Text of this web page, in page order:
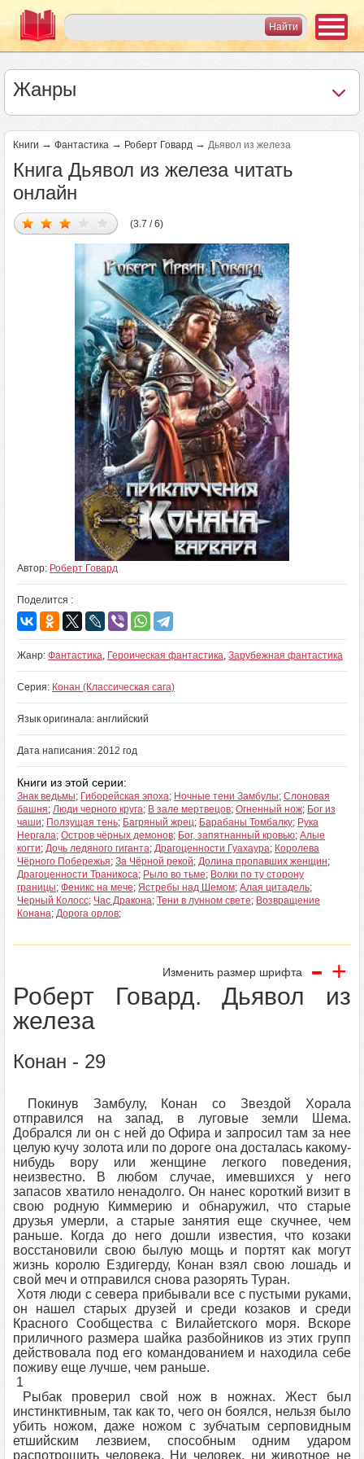
Жанры
Книги → Фантастика → Роберт Говард → Дьявол из железа
Книга Дьявол из железа читать
онлайн
(3.7 / 6)
Автор: Роберт Говард
Поделится :
Жанр: Фантастика, Героическая фантастика, Зарубежная фантастика
Серия: Конан (Классическая сага)
Язык оригинала: английский
Дата написания: 2012 год
Книги из этой серии:
Знак ведьмы; Гиборейская эпоха; Ночные тени Замбулы; Слоновая
башня; Люди черного круга; В зале мертвецов; Огненный нож; Бог из
чаши; Ползущая тень; Багряный жрец; Барабаны Томбалку; Рука
Нергала; Остров чёрных демонов; Бог, запятнанный кровью; Алые
когти; Дочь ледяного гиганта; Драгоценности Гуахаура; Королева
Чёрного Побережья; За Чёрной рекой; Долина пропавших женщин;
Драгоценности Траникоса; Рыло во тьме; Волки по ту сторону
границы; Феникс на мече; Ястребы над Шемом; Алая цитадель;
Черный Колосс; Час Дракона; Тени в лунном свете; Возвращение
Конана; Дорога орлов;
Изменить размер шрифта - +
Роберт Говард. Дьявол из
железа
Конан - 29
Покинув Замбулу, Конан со Звездой Хорала
отправился на запад, в луговые земли Шема.
Добрался ли он с ней до Офира и запросил там за нее
целую кучу золота или по дороге она досталась какому-
нибудь вору или женщине легкого поведения,
неизвестно. В любом случае, имевшихся у него
запасов хватило ненадолго. Он нанес короткий визит в
свою родную Киммерию и обнаружил, что старые
друзья умерли, а старые занятия еще скучнее, чем
раньше. Когда до него дошли известия, что козаки
восстановили свою былую мощь и портят как могут
жизнь королю Ездигерду, Конан взял свою лошадь и
свой меч и отправился снова разорять Туран.
Хотя люди с севера прибывали все с пустыми руками,
он нашел старых друзей и среди козаков и среди
Красного Сообщества с Вилайетского моря. Вскоре
приличного размера шайка разбойников из этих групп
действовала под его командованием и находила себе
поживу еще лучше, чем раньше.
1
Рыбак проверил свой нож в ножнах. Жест был
инстинктивным, так как то, чего он боялся, нельзя было
убить ножом, даже ножом с зубчатым серповидным
етшийским лезвием, способным одним ударом
распотрошить человека. Ни человек, ни животное не